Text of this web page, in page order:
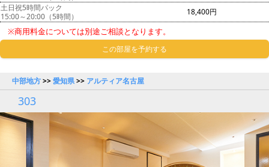
土日祝5時間パック
15:00～20:00（5時間）
18,400円
※商用料金については別途ご相談となります。
この部屋を予約する
中部地方>>愛知県>> アルティア名古屋
303